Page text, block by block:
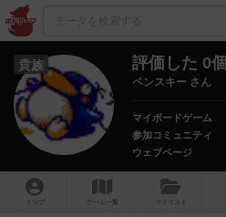
貴族 評価した 0個
ペンスキー さん
マイボードゲーム
参加コミュニティ
ウェブページ
トップ ゲーム一覧 マイリスト